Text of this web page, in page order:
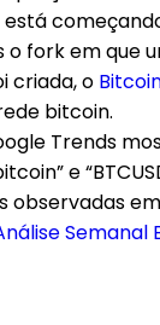
está
o fork em que
criada, o
bitcoin.
Trends
e
observadas
Semanal